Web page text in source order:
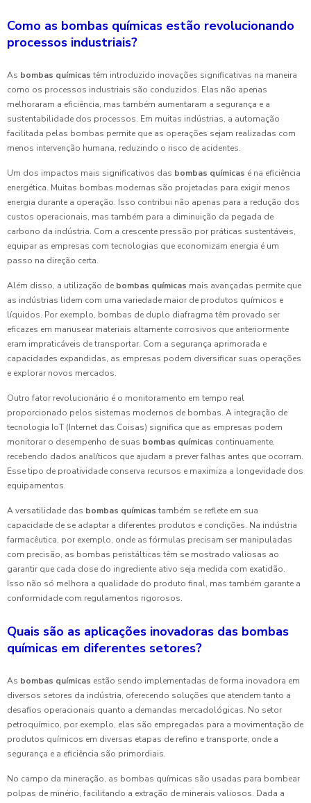
Como as bombas químicas estão revolucionando
processos industriais?
As bombas químicas têm introduzido inovações significativas na maneira
como os processos industriais são conduzidos. Elas não apenas
melhoraram a eficiência, mas também aumentaram a segurança e a
sustentabilidade dos processos. Em muitas indústrias, a automação
facilitada pelas bombas permite que as operações sejam realizadas com
menos intervenção humana, reduzindo o risco de acidentes.
Um dos impactos mais significativos das bombas químicas é na eficiência
energética. Muitas bombas modernas são projetadas para exigir menos
energia durante a operação. Isso contribui não apenas para a redução dos
custos operacionais, mas também para a diminuição da pegada de
carbono da indústria. Com a crescente pressão por práticas sustentáveis,
equipar as empresas com tecnologias que economizam energia é um
passo na direção certa.
Além disso, a utilização de bombas químicas mais avançadas permite que
as indústrias lidem com uma variedade maior de produtos químicos e
líquidos. Por exemplo, bombas de duplo diafragma têm provado ser
eficazes em manusear materiais altamente corrosivos que anteriormente
eram impraticáveis de transportar. Com a segurança aprimorada e
capacidades expandidas, as empresas podem diversificar suas operações
e explorar novos mercados.
Outro fator revolucionário é o monitoramento em tempo real
proporcionado pelos sistemas modernos de bombas. A integração de
tecnologia IoT (Internet das Coisas) significa que as empresas podem
monitorar o desempenho de suas bombas químicas continuamente,
recebendo dados analíticos que ajudam a prever falhas antes que ocorram.
Esse tipo de proatividade conserva recursos e maximiza a longevidade dos
equipamentos.
A versatilidade das bombas químicas também se reflete em sua
capacidade de se adaptar a diferentes produtos e condições. Na indústria
farmacêutica, por exemplo, onde as fórmulas precisam ser manipuladas
com precisão, as bombas peristálticas têm se mostrado valiosas ao
garantir que cada dose do ingrediente ativo seja medida com exatidão.
Isso não só melhora a qualidade do produto final, mas também garante a
conformidade com regulamentos rigorosos.
Quais são as aplicações inovadoras das bombas
químicas em diferentes setores?
As bombas químicas estão sendo implementadas de forma inovadora em
diversos setores da indústria, oferecendo soluções que atendem tanto a
desafios operacionais quanto a demandas mercadológicas. No setor
petroquímico, por exemplo, elas são empregadas para a movimentação de
produtos químicos em diversas etapas de refino e transporte, onde a
segurança e a eficiência são primordiais.
No campo da mineração, as bombas químicas são usadas para bombear
polpas de minério, facilitando a extração de minerais valiosos. Dada a